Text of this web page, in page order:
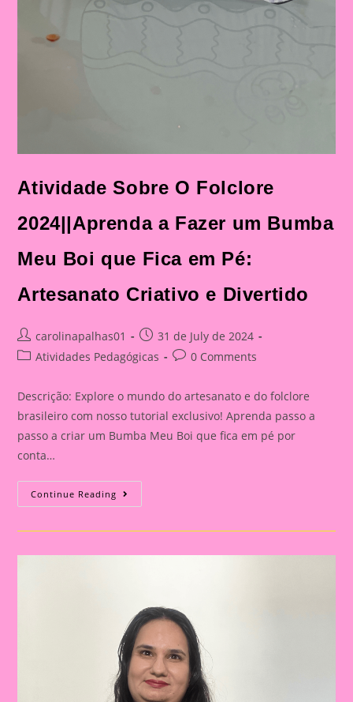
Atividade Sobre O Folclore
2024||Aprenda a Fazer um Bumba
Meu Boi que Fica em Pé:
Artesanato Criativo e Divertido
Post
author:
carolinapalhas01
Post
published:
31 de July de 2024
PostAtividades Pedagógicas
Post0 Comments
Descrição: Explore o mundo do artesanato e do folclore
brasileiro com nosso tutorial exclusivo! Aprenda passo a
passo a criar um Bumba Meu Boi que fica em pé por
conta…
Continue Reading Atividade
Sobre
Folclore
Fazer
Que
Fica
Em
Pé:
Artesanato
Criativo
E
Divertido